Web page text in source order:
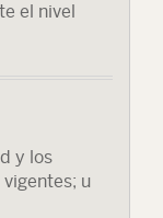
el nivel
y los
u